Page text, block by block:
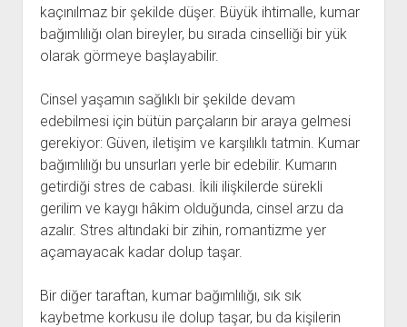
kaçınılmaz bir şekilde düşer. Büyük ihtimalle, kumar
bağımlılığı olan bireyler, bu sırada cinselliği bir yük
olarak görmeye başlayabilir.
Cinsel yaşamın sağlıklı bir şekilde devam
edebilmesi için bütün parçaların bir araya gelmesi
gerekiyor: Güven, iletişim ve karşılıklı tatmin. Kumar
bağımlılığı bu unsurları yerle bir edebilir. Kumarın
getirdiği stres de cabası. İkili ilişkilerde sürekli
gerilim ve kaygı hâkim olduğunda, cinsel arzu da
azalır. Stres altındaki bir zihin, romantizme yer
açamayacak kadar dolup taşar.
Bir diğer taraftan, kumar bağımlılığı, sık sık
kaybetme korkusu ile dolup taşar, bu da kişilerin